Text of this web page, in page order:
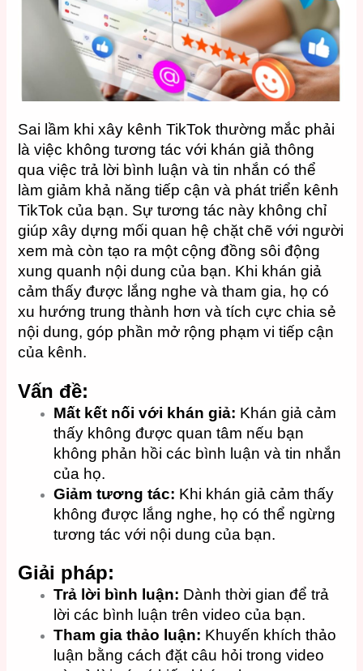
Sai lầm khi xây kênh TikTok thường mắc phải
là việc không tương tác với khán giả thông
qua việc trả lời bình luận và tin nhắn có thể
làm giảm khả năng tiếp cận và phát triển kênh
TikTok của bạn. Sự tương tác này không chỉ
giúp xây dựng mối quan hệ chặt chẽ với người
xem mà còn tạo ra một cộng đồng sôi động
xung quanh nội dung của bạn. Khi khán giả
cảm thấy được lắng nghe và tham gia, họ có
xu hướng trung thành hơn và tích cực chia sẻ
nội dung, góp phần mở rộng phạm vi tiếp cận
của kênh.
Vấn đề:
Mất kết nối với khán giả: Khán giả cảm
thấy không được quan tâm nếu bạn
không phản hồi các bình luận và tin nhắn
của họ.
Giảm tương tác: Khi khán giả cảm thấy
không được lắng nghe, họ có thể ngừng
tương tác với nội dung của bạn.
Giải pháp:
Trả lời bình luận: Dành thời gian để trả
lời các bình luận trên video của bạn.
Tham gia thảo luận: Khuyến khích thảo
luận bằng cách đặt câu hỏi trong video